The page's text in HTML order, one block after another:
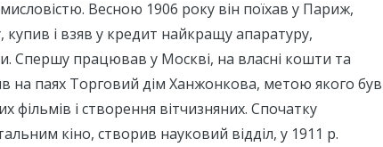
Весною 1906 року він поїхав у Париж,
купив і взяв у кредит найкращу апаратуру,
Спершу працював у Москві, на власні кошти та
на паях Торговий дім Ханжонкова, метою якого був
фільмів і створення вітчизняних. Спочатку
кіно, створив науковий відділ, у 1911 р.